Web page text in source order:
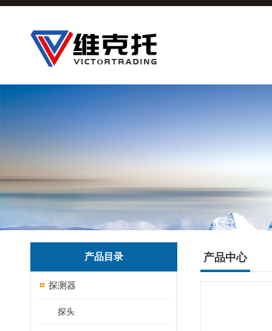
产品目录
探测器
探头
产品中心